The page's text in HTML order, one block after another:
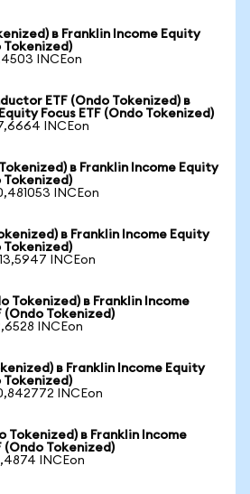
в Franklin Income Equity
Tokenized)
INCEon
ETF (Ondo Tokenized) в
Focus ETF (Ondo Tokenized)
INCEon
в Franklin Income Equity
Tokenized)
INCEon
в Franklin Income Equity
Tokenized)
INCEon
Tokenized) в Franklin Income
(Ondo Tokenized)
INCEon
в Franklin Income Equity
Tokenized)
INCEon
Tokenized) в Franklin Income
(Ondo Tokenized)
INCEon